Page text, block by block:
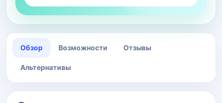
Обзор Возможности Отзывы
Альтернативы